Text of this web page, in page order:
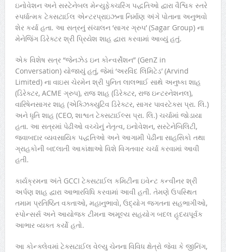
ઇનોવેશન અને સસ્ટેનેબલ મેન્યુફેક્ચરિંગ પદ્ધતિઓ દ્વારા વૈશ્વિક સ્તરે
સ્પર્ધાત્મક ટેક્સટાઈલ એન્ટરપ્રાઇઝના નિર્માણ અંગે પોતાના અનુભવો
શેર કર્યા હતા. આ સત્રનું સંચાલન ‘સાગર ગ્રુપ’ (Sagar Group) ના
મેનેજિંગ ડિરેક્ટર શ્રી પ્રિયેશ શાહ દ્વારા કરવામાં આવ્યું હતું.
એક વિશેષ સત્ર “જેનઝેડ ઇન કોન્વર્સેશન” (GenZ in
Conversation) યોજાયું હતું, જેમાં ‘અરવિંદ લિમિટેડ’ (Arvind
Limited) ના વાઇસ ચેરમેન શ્રી પુનિત લાલભાઈ સાથે અનુષ્કા શાહ
(ડિરેક્ટર, ACME ગ્રુપ), રાજ શાહ (ડિરેક્ટર, રાજ ઇન્ટરનેશનલ),
વારિષેનસાગર શાહ (એક્ઝિક્યુટિવ ડિરેક્ટર, સાગર પાવરટેક્સ પ્રા. લિ.)
અને ધૃતિ શાહ (CEO, શાશ્વત ટેક્સટાઈલ્સ પ્રા. લિ.) ચર્ચામાં જોડાયા
હતા. આ સત્રમાં પેઢીઓ વચ્ચેનું નેતૃત્વ, ઇનોવેશન, સસ્ટેનેબિલિટી,
જવાબદાર વ્યવસાયિક પદ્ધતિઓ અને આગામી પેઢીના સાહસિકો તથા
ગ્રાહકોની બદલાતી આકાંક્ષાઓ વિશે વિગતવાર ચર્ચા કરવામાં આવી
હતી.
કાર્યક્રમના અંતે GCCI ટેક્સટાઈલ કમિટીના ઇવેન્ટ કન્વીનર શ્રી
અર્પણ શાહ દ્વારા આભારવિધિ કરવામાં આવી હતી. તેમણે ઉપસ્થિત
તમામ પ્રતિષ્ઠિત વક્તાઓ, મહાનુભાવો, ઉદ્યોગ જગતના સહભાગીઓ,
સ્પોન્સર્સ અને આયોજક ટીમના અમૂલ્ય સહયોગ બદલ હૃદયપૂર્વક
આભાર વ્યક્ત કર્યો હતો.
આ કોન્ક્લેવમાં ટેક્સટાઈલ વેલ્યુ ચેનના વિવિધ ક્ષેત્રો જેવા કે જીનિંગ,